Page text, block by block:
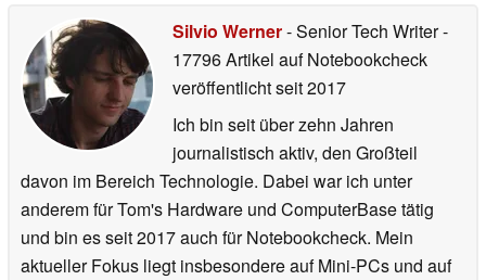
Silvio Werner- Senior Tech Writer-
17796 Artikel auf Notebookcheck
veröffentlichtseit 2017
Ich bin seit über zehn Jahren
journalistisch aktiv, den Großteil
davon im Bereich Technologie. Dabei war ich unter
anderem für Tom's Hardware und ComputerBase tätig
und bin es seit 2017 auch für Notebookcheck. Mein
aktueller Fokus liegt insbesondere auf Mini-PCs und auf